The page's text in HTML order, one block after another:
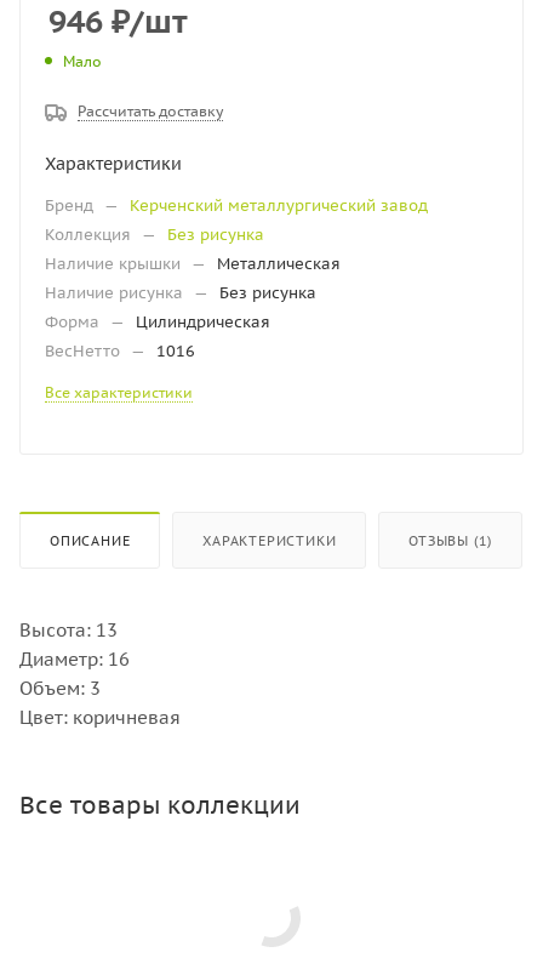
946 ₽/шт
Мало
Рассчитать доставку
Характеристики
Бренд —
Керченский металлургический завод
Коллекция
—
Без рисунка
Наличие крышки
—
Металлическая
Наличие рисунка
—
Без рисунка
Форма
—
Цилиндрическая
ВесНетто — 1016
Все характеристики
ОПИСАНИЕ ХАРАКТЕРИСТИКИ ОТЗЫВЫ (1)
Высота: 13
Диаметр: 16
Объем: 3
Цвет: коричневая
Все товары коллекции